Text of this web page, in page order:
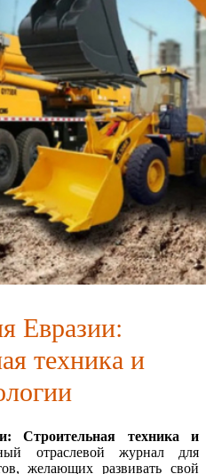
Экономической
Евразии:
техника и
Строительная техника и
отраслевой журнал для
желающих развивать свой